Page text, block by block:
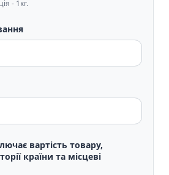
- 1кг.
вартість товару,
країни та місцеві